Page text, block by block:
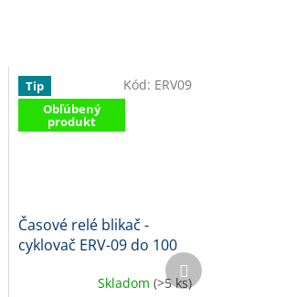
Tip
Obľúbený
produkt
Časové relé blikač -
cyklovač ERV-09 do 100
Skladom (>5 ks)
Kód: ERV09
Ďalší
produkt